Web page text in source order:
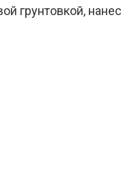
грунтовкой,